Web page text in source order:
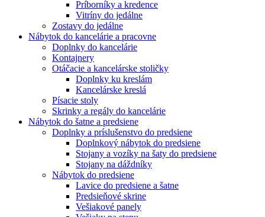
Príborníky a kredence
Vitríny do jedálne
Zostavy do jedálne
Nábytok do kancelárie a pracovne
Doplnky do kancelárie
Kontajnery
Otáčacie a kancelárske stoličky
Doplnky ku kreslám
Kancelárske kreslá
Písacie stoly
Skrinky a regály do kancelárie
Nábytok do šatne a predsiene
Doplnky a príslušenstvo do predsiene
Doplnkový nábytok do predsiene
Stojany a vozíky na šaty do predsiene
Stojany na dáždníky
Nábytok do predsiene
Lavice do predsiene a šatne
Predsieňové skrine
Vešiakové panely